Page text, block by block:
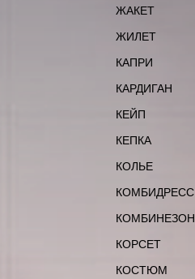
ЖАКЕТ
ЖИЛЕТ
КАПРИ
КАРДИГАН
КЕЙП
КЕПКА
КОЛЬЕ
КОМБИДРЕСС
КОМБИНЕЗОН
КОРСЕТ
КОСТЮМ